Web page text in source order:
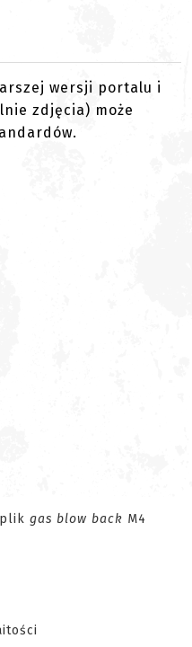
wersji portalu i
zdjęcia) może
gas blow back M4